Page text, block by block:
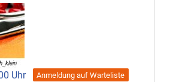
Uhr
Anmeldung auf Warteliste